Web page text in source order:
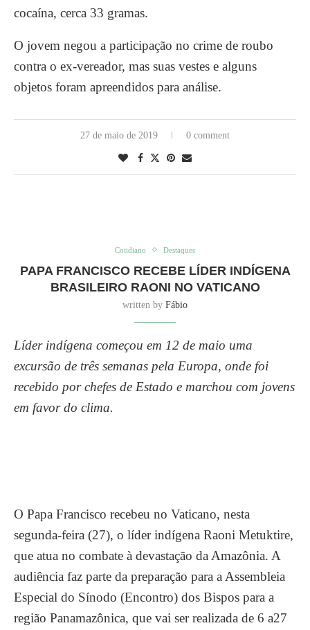
cocaína, cerca 33 gramas.
O jovem negou a participação no crime de roubo
contra o ex-vereador, mas suas vestes e alguns
objetos foram apreendidos para análise.
27 de maio de 2019 0 comment
Cotidiano Destaques
PAPA FRANCISCO RECEBE LÍDER INDÍGENA
BRASILEIRO RAONI NO VATICANO
written by Fábio
Líder indígena começou em 12 de maio uma
excursão de três semanas pela Europa, onde foi
recebido por chefes de Estado e marchou com jovens
em favor do clima.
O Papa Francisco recebeu no Vaticano, nesta
segunda-feira (27), o líder indígena Raoni Metuktire,
que atua no combate à devastação da Amazônia. A
audiência faz parte da preparação para a Assembleia
Especial do Sínodo (Encontro) dos Bispos para a
região Panamazônica, que vai ser realizada de 6 a27